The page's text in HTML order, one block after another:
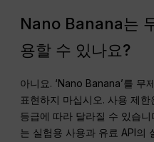
Nano Banana는
용할 수 있나요?
아니요. ‘Nano Banana’를 무
표현하지 마십시오. 사용 제
등급에 따라 달라질 수 있습
는 실험용 사용과 유료 API의